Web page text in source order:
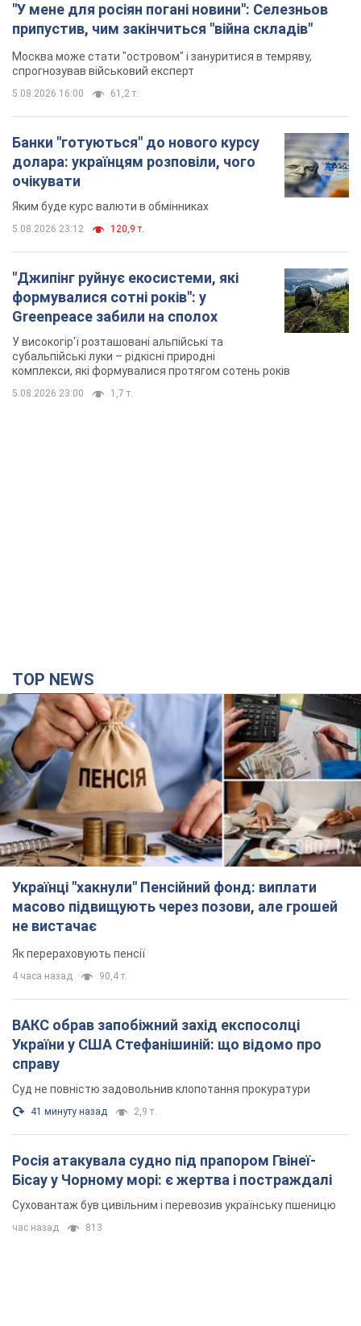
"У мене для росіян погані новини": Селезньов
припустив, чим закінчиться "війна складів"
Москва може стати "островом" і зануритися в темряву,
спрогнозував військовий експерт
5.08.2026 16:00 61,2 т.
Банки "готуються" до нового курсу
долара: українцям розповіли, чого
очікувати
Яким буде курс валюти в обмінниках
5.08.2026 23:12 120,9 т.
"Джипінг руйнує екосистеми, які
формувалися сотні років": у
Greenpeace забили на сполох
У високогір'ї розташовані альпійські та
субальпійські луки – рідкісні природні
комплекси, які формувалися протягом сотень років
5.08.2026 23:00 1,7 т.
TOP NEWS
Українці "хакнули" Пенсійний фонд: виплати
масово підвищують через позови, але грошей
не вистачає
Як перераховують пенсії
4 часа назад 90,4 т.
ВАКС обрав запобіжний захід експосолці
України у США Стефанішиній: що відомо про
справу
Суд не повністю задовольнив клопотання прокуратури
41 минуту назад 2,9 т.
Росія атакувала судно під прапором Гвінеї-
Бісау у Чорному морі: є жертва і постраждалі
Суховантаж був цивільним і перевозив українську пшеницю
час назад 813